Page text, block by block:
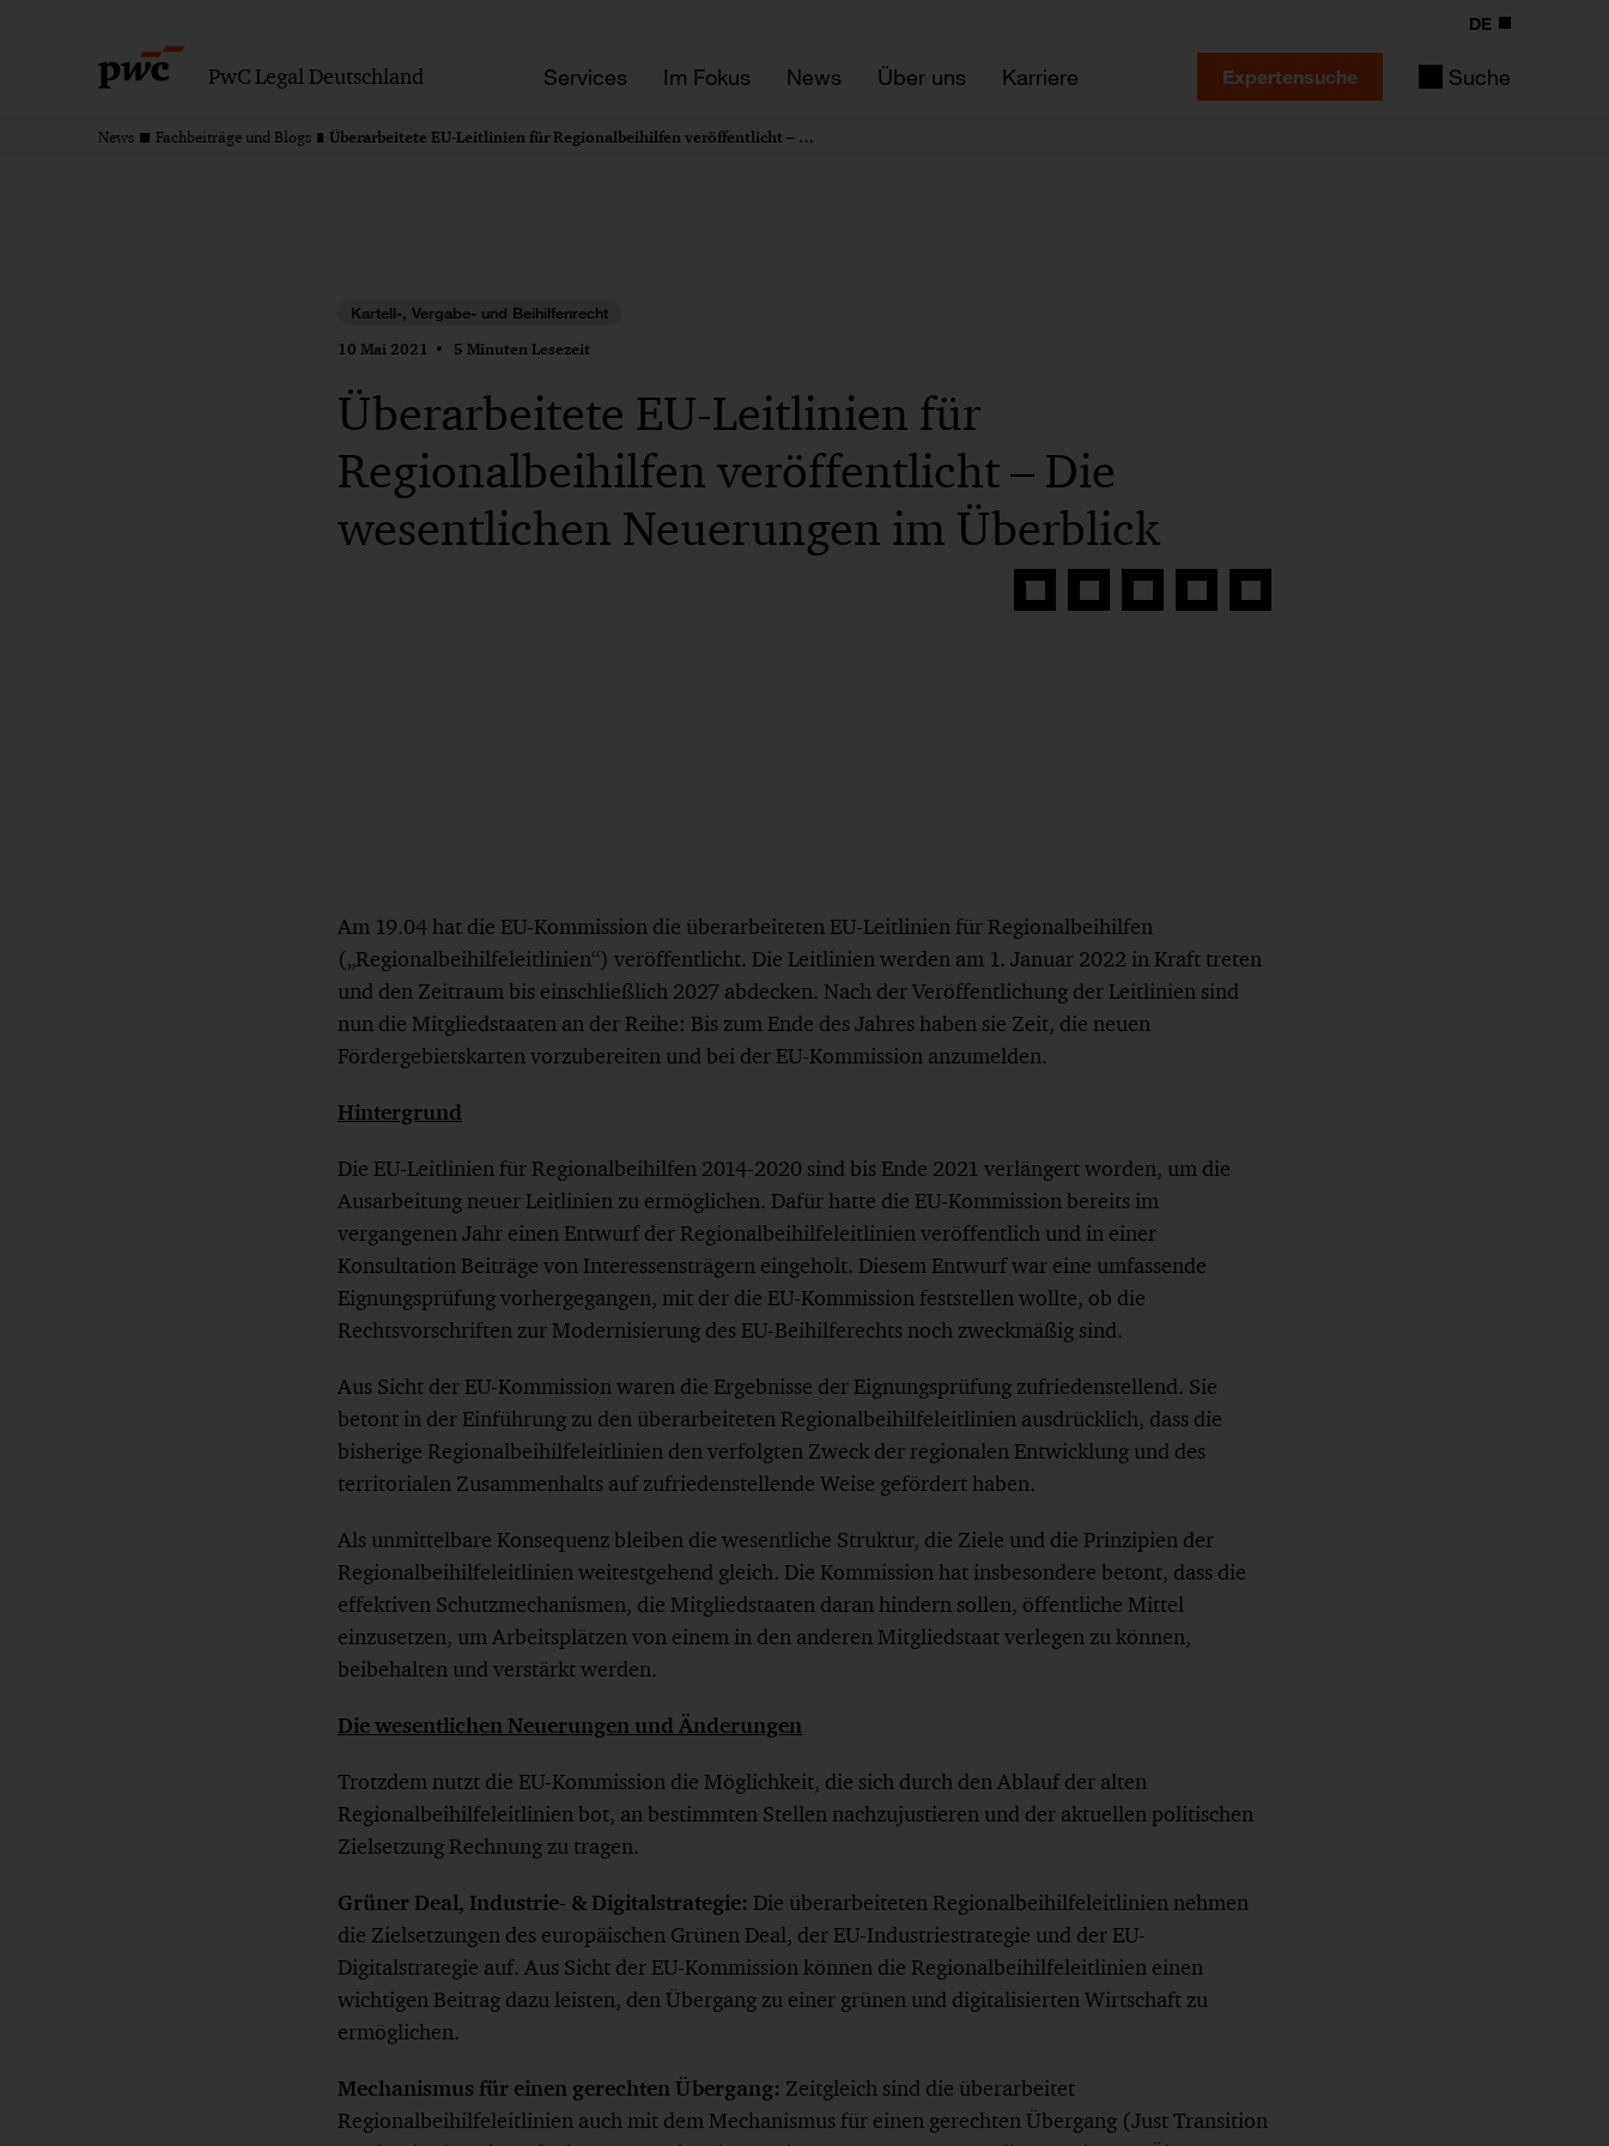
PwC Legal Deutschland Services Im Fokus News Über uns Karriere
DE
Expertensuche Suche
News Fachbeiträge und Blogs Überarbeitete EU-Leitlinien für Regionalbeihilfen veröffentlicht – Die wesentlichen Neuerungen im Überblick
Kartell-, Vergabe- und Beihilfenrecht
10 Mai 2021 5 Minuten Lesezeit
Überarbeitete EU-Leitlinien für
Regionalbeihilfen veröffentlicht – Die
wesentlichen Neuerungen im Überblick
Auf
Auf
Auf
Auf
Link
Am 19.04 hat die EU-Kommission die überarbeiteten EU-Leitlinien für Regionalbeihilfen
(„Regionalbeihilfeleitlinien“) veröffentlicht. Die Leitlinien werden am 1. Januar 2022 in Kraft treten
und den Zeitraum bis einschließlich 2027 abdecken. Nach der Veröffentlichung der Leitlinien sind
nun die Mitgliedstaaten an der Reihe: Bis zum Ende des Jahres haben sie Zeit, die neuen
Fördergebietskarten vorzubereiten und bei der EU-Kommission anzumelden.
Hintergrund
Die EU-Leitlinien für Regionalbeihilfen 2014-2020 sind bis Ende 2021 verlängert worden, um die
Ausarbeitung neuer Leitlinien zu ermöglichen. Dafür hatte die EU-Kommission bereits im
vergangenen Jahr einen Entwurf der Regionalbeihilfeleitlinien veröffentlich und in einer
Konsultation Beiträge von Interessensträgern eingeholt. Diesem Entwurf war eine umfassende
Eignungsprüfung vorhergegangen, mit der die EU-Kommission feststellen wollte, ob die
Rechtsvorschriften zur Modernisierung des EU-Beihilferechts noch zweckmäßig sind.
Aus Sicht der EU-Kommission waren die Ergebnisse der Eignungsprüfung zufriedenstellend. Sie
betont in der Einführung zu den überarbeiteten Regionalbeihilfeleitlinien ausdrücklich, dass die
bisherige Regionalbeihilfeleitlinien den verfolgten Zweck der regionalen Entwicklung und des
territorialen Zusammenhalts auf zufriedenstellende Weise gefördert haben.
Als unmittelbare Konsequenz bleiben die wesentliche Struktur, die Ziele und die Prinzipien der
Regionalbeihilfeleitlinien weitestgehend gleich. Die Kommission hat insbesondere betont, dass die
effektiven Schutzmechanismen, die Mitgliedstaaten daran hindern sollen, öffentliche Mittel
einzusetzen, um Arbeitsplätzen von einem in den anderen Mitgliedstaat verlegen zu können,
beibehalten und verstärkt werden.
Die wesentlichen Neuerungen und Änderungen
Trotzdem nutzt die EU-Kommission die Möglichkeit, die sich durch den Ablauf der alten
Regionalbeihilfeleitlinien bot, an bestimmten Stellen nachzujustieren und der aktuellen politischen
Zielsetzung Rechnung zu tragen.
Grüner Deal, Industrie- & Digitalstrategie: Die überarbeiteten Regionalbeihilfeleitlinien nehmen
die Zielsetzungen des europäischen Grünen Deal, der EU-Industriestrategie und der EU-
Digitalstrategie auf. Aus Sicht der EU-Kommission können die Regionalbeihilfeleitlinien einen
wichtigen Beitrag dazu leisten, den Übergang zu einer grünen und digitalisierten Wirtschaft zu
ermöglichen.
Mechanismus für einen gerechten Übergang: Zeitgleich sind die überarbeitet
Regionalbeihilfeleitlinien auch mit dem Mechanismus für einen gerechten Übergang (Just Transition